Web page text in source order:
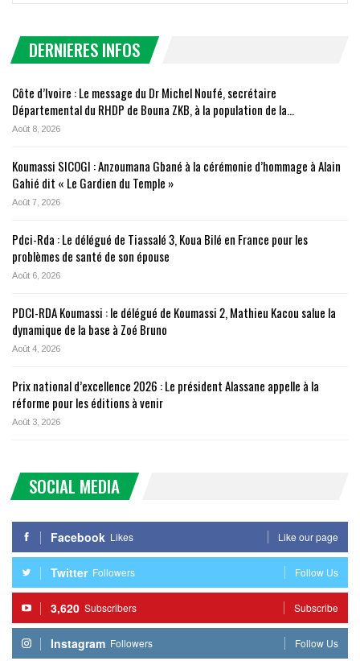
DERNIERES INFOS
Côte d’Ivoire : Le message du Dr Michel Noufé, secrétaire
Départemental du RHDP de Bouna ZKB, à la population de la…
Août 8, 2026
Koumassi SICOGI : Anzoumana Gbané à la cérémonie d’hommage à Alain
Gahié dit « Le Gardien du Temple »
Août 7, 2026
Pdci-Rda : Le délégué de Tiassalé 3, Koua Bilé en France pour les
problèmes de santé de son épouse
Août 6, 2026
PDCI-RDA Koumassi : le délégué de Koumassi 2, Mathieu Kacou salue la
dynamique de la base à Zoé Bruno
Août 4, 2026
Prix national d’excellence 2026 : Le président Alassane appelle à la
réforme pour les éditions à venir
Août 3, 2026
SOCIAL MEDIA
Facebook Likes Like our page
Twitter Followers Follow Us
3,620 Subscribers Subscribe
Instagram Followers Follow Us